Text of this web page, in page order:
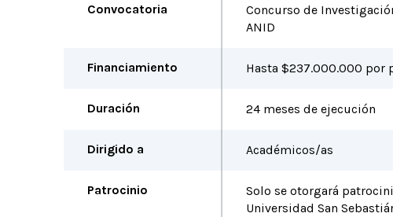
Convocatoria
Concurso de
ANID
Financiamiento Hasta $237.000.000 por
Duración 24 meses de ejecución
Dirigido a Académicos/as
Patrocinio
Solo se otorgará
Universidad San